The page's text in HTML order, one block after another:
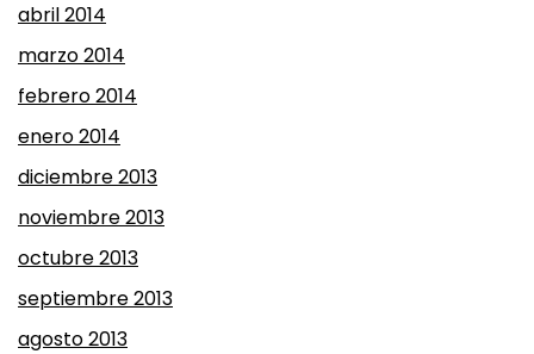
abril 2014
marzo 2014
febrero 2014
enero 2014
diciembre 2013
noviembre 2013
octubre 2013
septiembre 2013
agosto 2013